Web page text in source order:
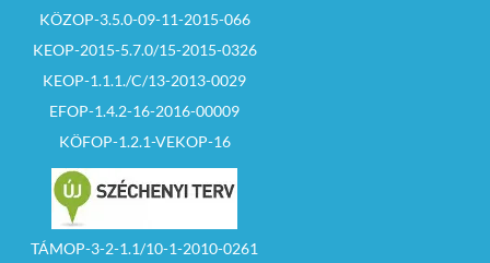
KÖZOP-3.5.0-09-11-2015-066
KEOP-2015-5.7.0/15-2015-0326
KEOP-1.1.1./C/13-2013-0029
EFOP-1.4.2-16-2016-00009
KÖFOP-1.2.1-VEKOP-16
TÁMOP-3-2-1.1/10-1-2010-0261